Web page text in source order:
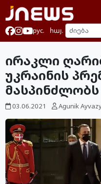
рус. հայ.
ირაკლი
უკრაინის
მასპინძლობს
03.06.2021 Agunik